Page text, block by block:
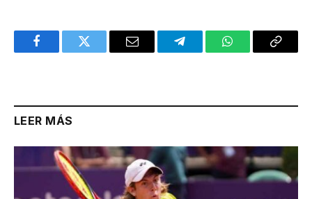
FacebookTwitter Email TelegramWhatsAppCopy
LEER MÁS